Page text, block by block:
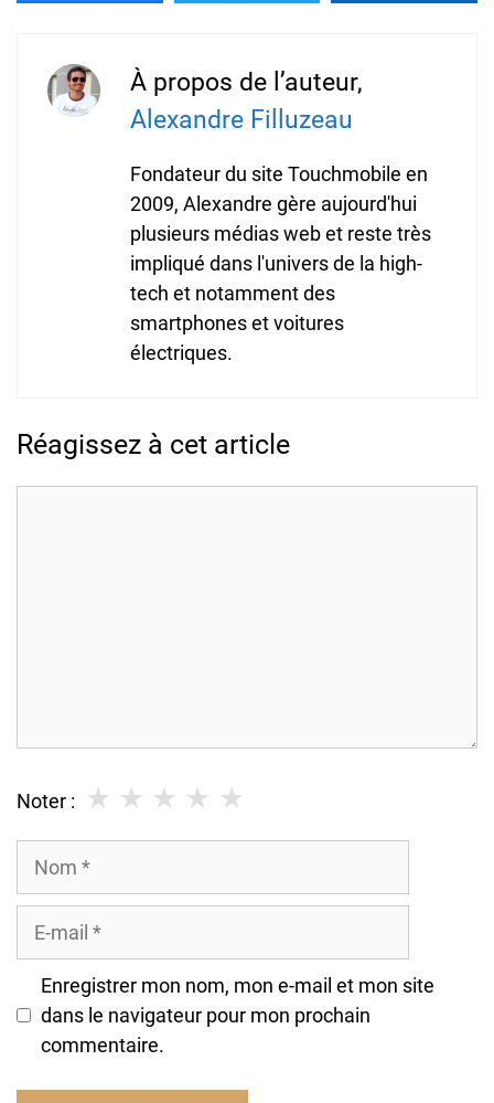
À propos de l’auteur,
Alexandre Filluzeau
Fondateur du site Touchmobile en
2009, Alexandre gère aujourd'hui
plusieurs médias web et reste très
impliqué dans l'univers de la high-
tech et notamment des
smartphones et voitures
électriques.
Réagissez à cet article
Noter : ★
★
★
★
★
Enregistrer mon nom, mon e-mail et mon site
dans le navigateur pour mon prochain
commentaire.